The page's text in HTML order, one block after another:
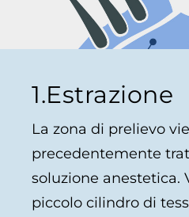
1.Estrazione
La zona di prelievo
precedentemente
soluzione anestetica.
piccolo cilindro di